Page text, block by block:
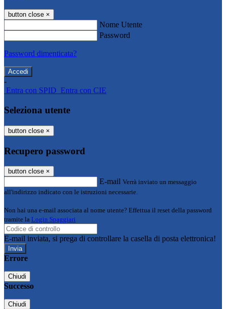
button close ×
Nome Utente
Password
Password dimenticata?
-
Entra con SPID Entra con CIE
Seleziona utente
button close ×
Recupero password
button close ×
E-mail Verrà inviato un messaggio
all'indirizzo indicato con le istruzioni necessarie.
Non hai una e-mail associata al nome utente? Effettua il reset della password
tramite la Login Spaggiari
E-mail inviata, si prega di controllare la casella di posta elettronica!
Errore
Chiudi
Successo
Chiudi